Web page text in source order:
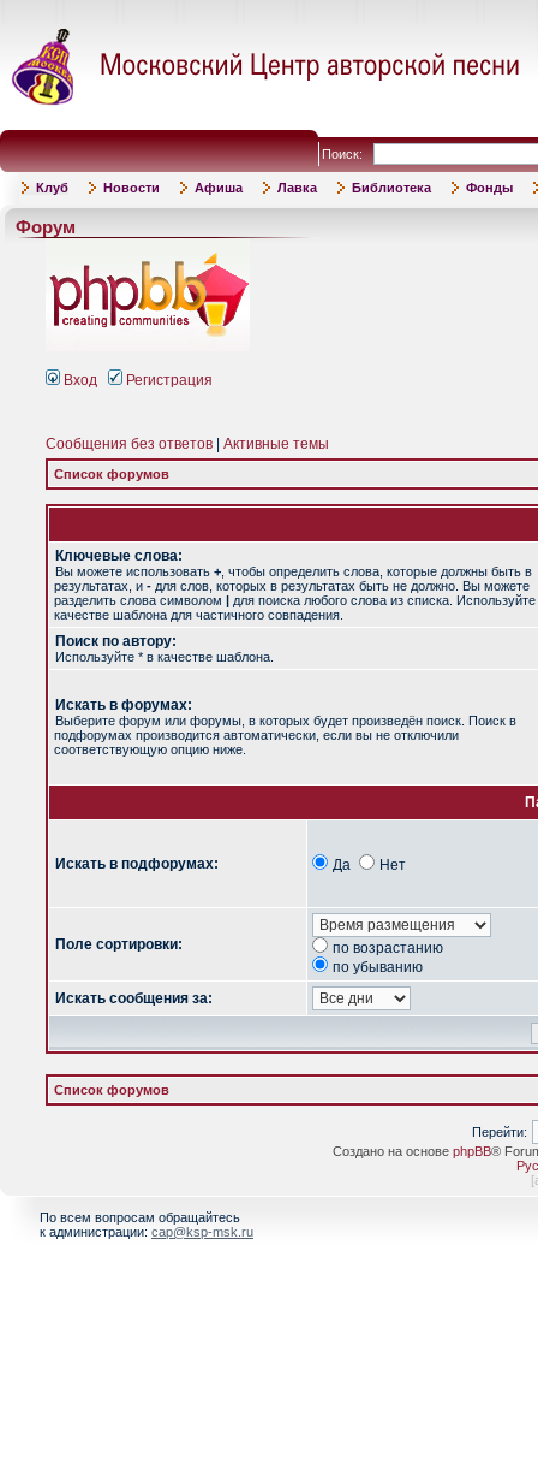
Поиск:
Клуб Новости Афиша Лавка Библиотека Фонды
Форум
Вход Регистрация
Сообщения без ответов Активные темы
Список форумов
Ключевые слова:
Вы можете использовать + , чтобы определить слова, которые должны быть в
результатах, и - для слов, которых в результатах быть не должно. Вы можете
разделить слова символом | для поиска любого слова из списка. Используйте
качестве шаблона для частичного совпадения.
Поиск по автору:
Используйте * в качестве шаблона.
Искать в форумах:
Выберите форум или форумы, в которых будет произведён поиск. Поиск в
подфорумах производится автоматически, если вы не отключили
соответствующую опцию ниже.
Искать в подфорумах: Да Нет
Поле сортировки:
по возрастанию
по убыванию
Искать сообщения за:
Список форумов
Перейти:
Создано на основе phpBB®
[
По всем вопросам обращайтесь
к администрации: cap@ksp-msk.ru